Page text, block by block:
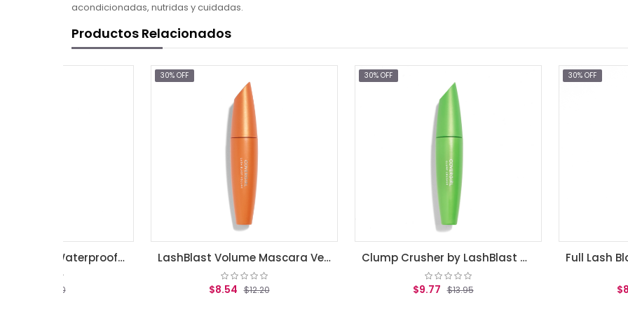
acondicionadas, nutridas y cuidadas.
Productos Relacionados
LashBlast Volume Mascara Very Black .44 fl oz (13.1 ml) Clump Crusher by LashBlast Mascara Very Black .44 fl oz (13.1 ml)